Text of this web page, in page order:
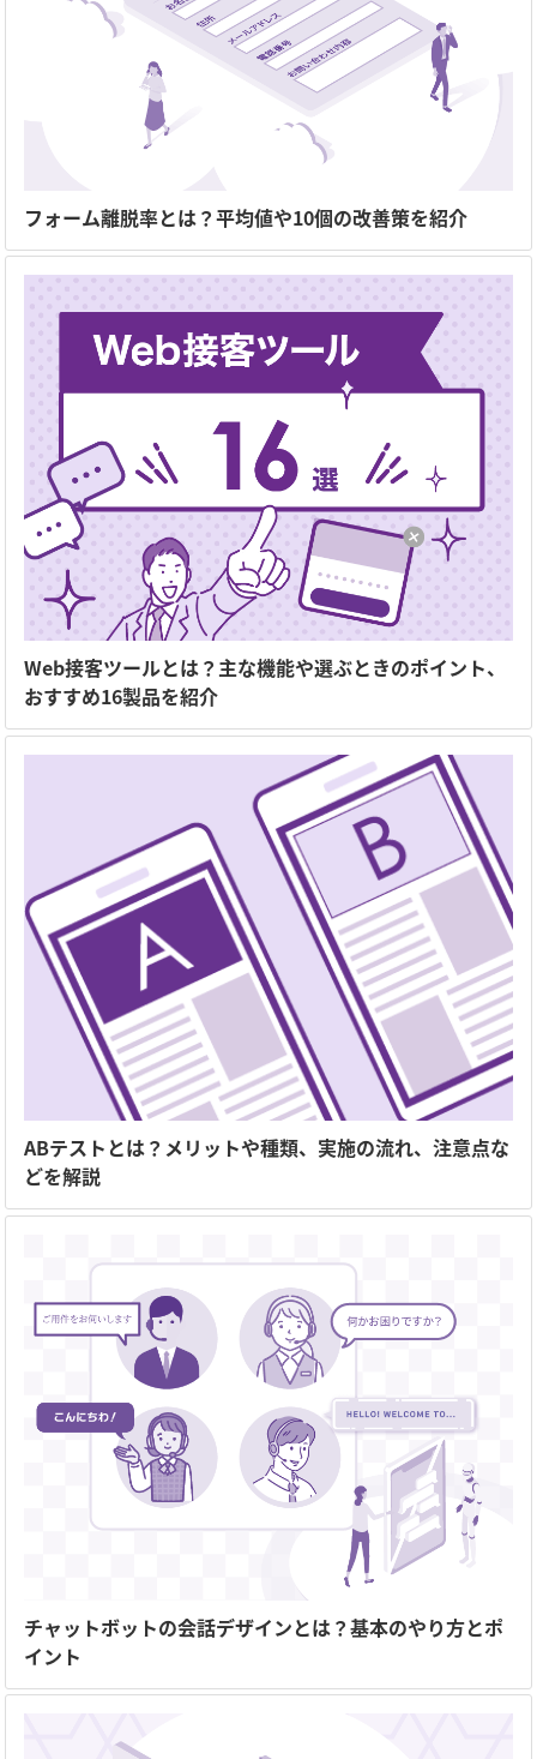
フォーム離脱率とは？平均値や10個の改善策を紹介
Web接客ツールとは？主な機能や選ぶときのポイント、
おすすめ16製品を紹介
ABテストとは？メリットや種類、実施の流れ、注意点な
どを解説
チャットボットの会話デザインとは？基本のやり方とポ
イント